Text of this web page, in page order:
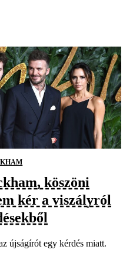
köszöni
kér a viszályról
újságírót egy kérdés miatt.